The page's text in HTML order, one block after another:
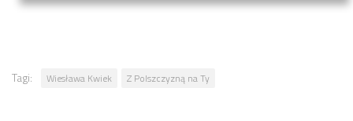
Tagi: Wiesława Kwiek Z Polszczyzną na Ty